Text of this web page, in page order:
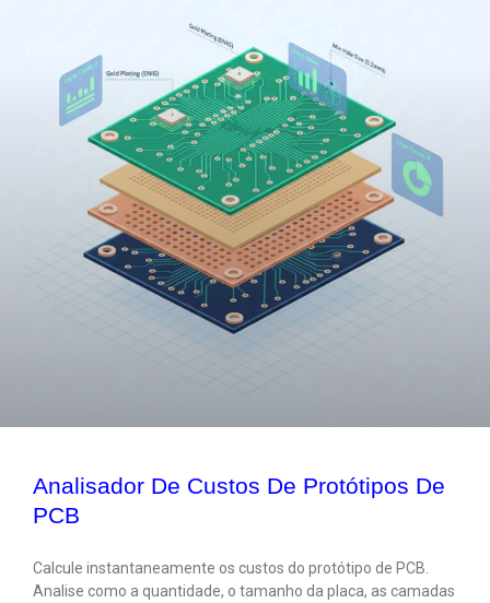
Analisador De Custos De Protótipos De
PCB
Calcule instantaneamente os custos do protótipo de PCB.
Analise como a quantidade, o tamanho da placa, as camadas